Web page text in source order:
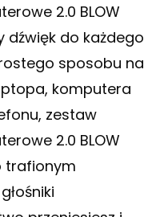
2.0 BLOW
dźwięk do każdego
sposobu na
komputera
zestaw
2.0 BLOW
trafionym